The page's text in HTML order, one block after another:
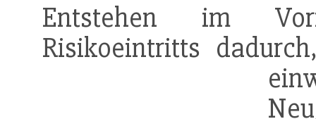
Entstehen im
Risikoeintritts